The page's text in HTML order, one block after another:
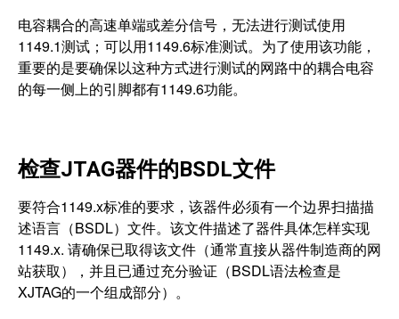
电容耦合的高速单端或差分信号，无法进行测试使用
1149.1测试；可以用1149.6标准测试。为了使用该功能，
重要的是要确保以这种方式进行测试的网路中的耦合电容
的每一侧上的引脚都有1149.6功能。
检查JTAG器件的BSDL文件
要符合1149.x标准的要求，该器件必须有一个边界扫描描
述语言（BSDL）文件。该文件描述了器件具体怎样实现
1149.x. 请确保已取得该文件（通常直接从器件制造商的网
站获取），并且已通过充分验证（BSDL语法检查是
XJTAG的一个组成部分）。